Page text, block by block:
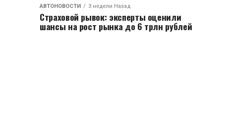
АВТОНОВОСТИ 3 недели Назад
Страховой рывок: эксперты оценили
шансы на рост рынка до 6 трлн рублей